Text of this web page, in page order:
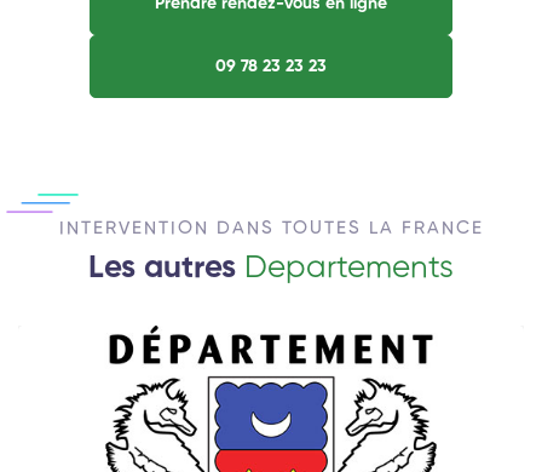
09 78 23 23 23
INTERVENTION DANS TOUTES LA FRANCE
Les autres Departements